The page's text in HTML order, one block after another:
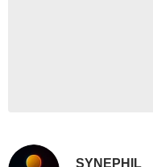
SYNEPHIL